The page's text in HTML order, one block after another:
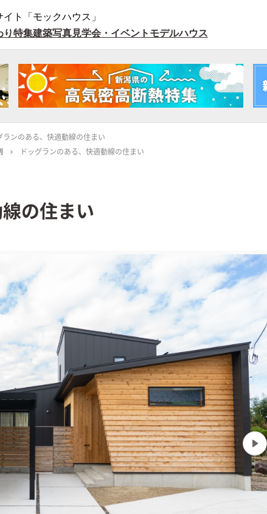
ト「モックハウス」
り特集建築写真見学会・イベント モデルハウス
ランのある、快適動線の住まい
ドッグランのある、快適動線の住まい
の住まい